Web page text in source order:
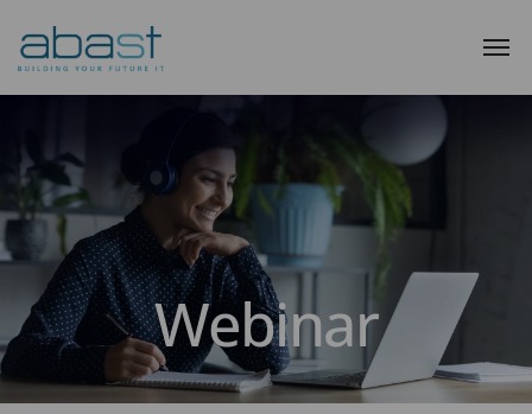
Webinar